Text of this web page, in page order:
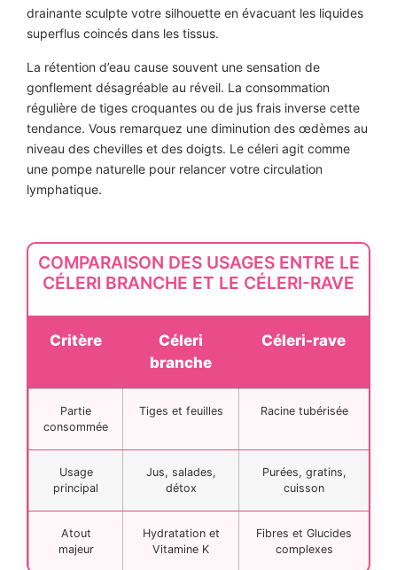
drainante sculpte votre silhouette en évacuant les liquides
superflus coincés dans les tissus.
La rétention d’eau cause souvent une sensation de
gonflement désagréable au réveil. La consommation
régulière de tiges croquantes ou de jus frais inverse cette
tendance. Vous remarquez une diminution des œdèmes au
niveau des chevilles et des doigts. Le céleri agit comme
une pompe naturelle pour relancer votre circulation
lymphatique.
COMPARAISON DES USAGES ENTRE LE
CÉLERI BRANCHE ET LE CÉLERI-RAVE
Critère
Céleri
branche
Céleri-rave
Partie
consommée
Tiges et feuilles Racine tubérisée
Usage
principal
Jus, salades,
détox
Purées, gratins,
cuisson
Atout
majeur
Hydratation et
Vitamine K
Fibres et Glucides
complexes